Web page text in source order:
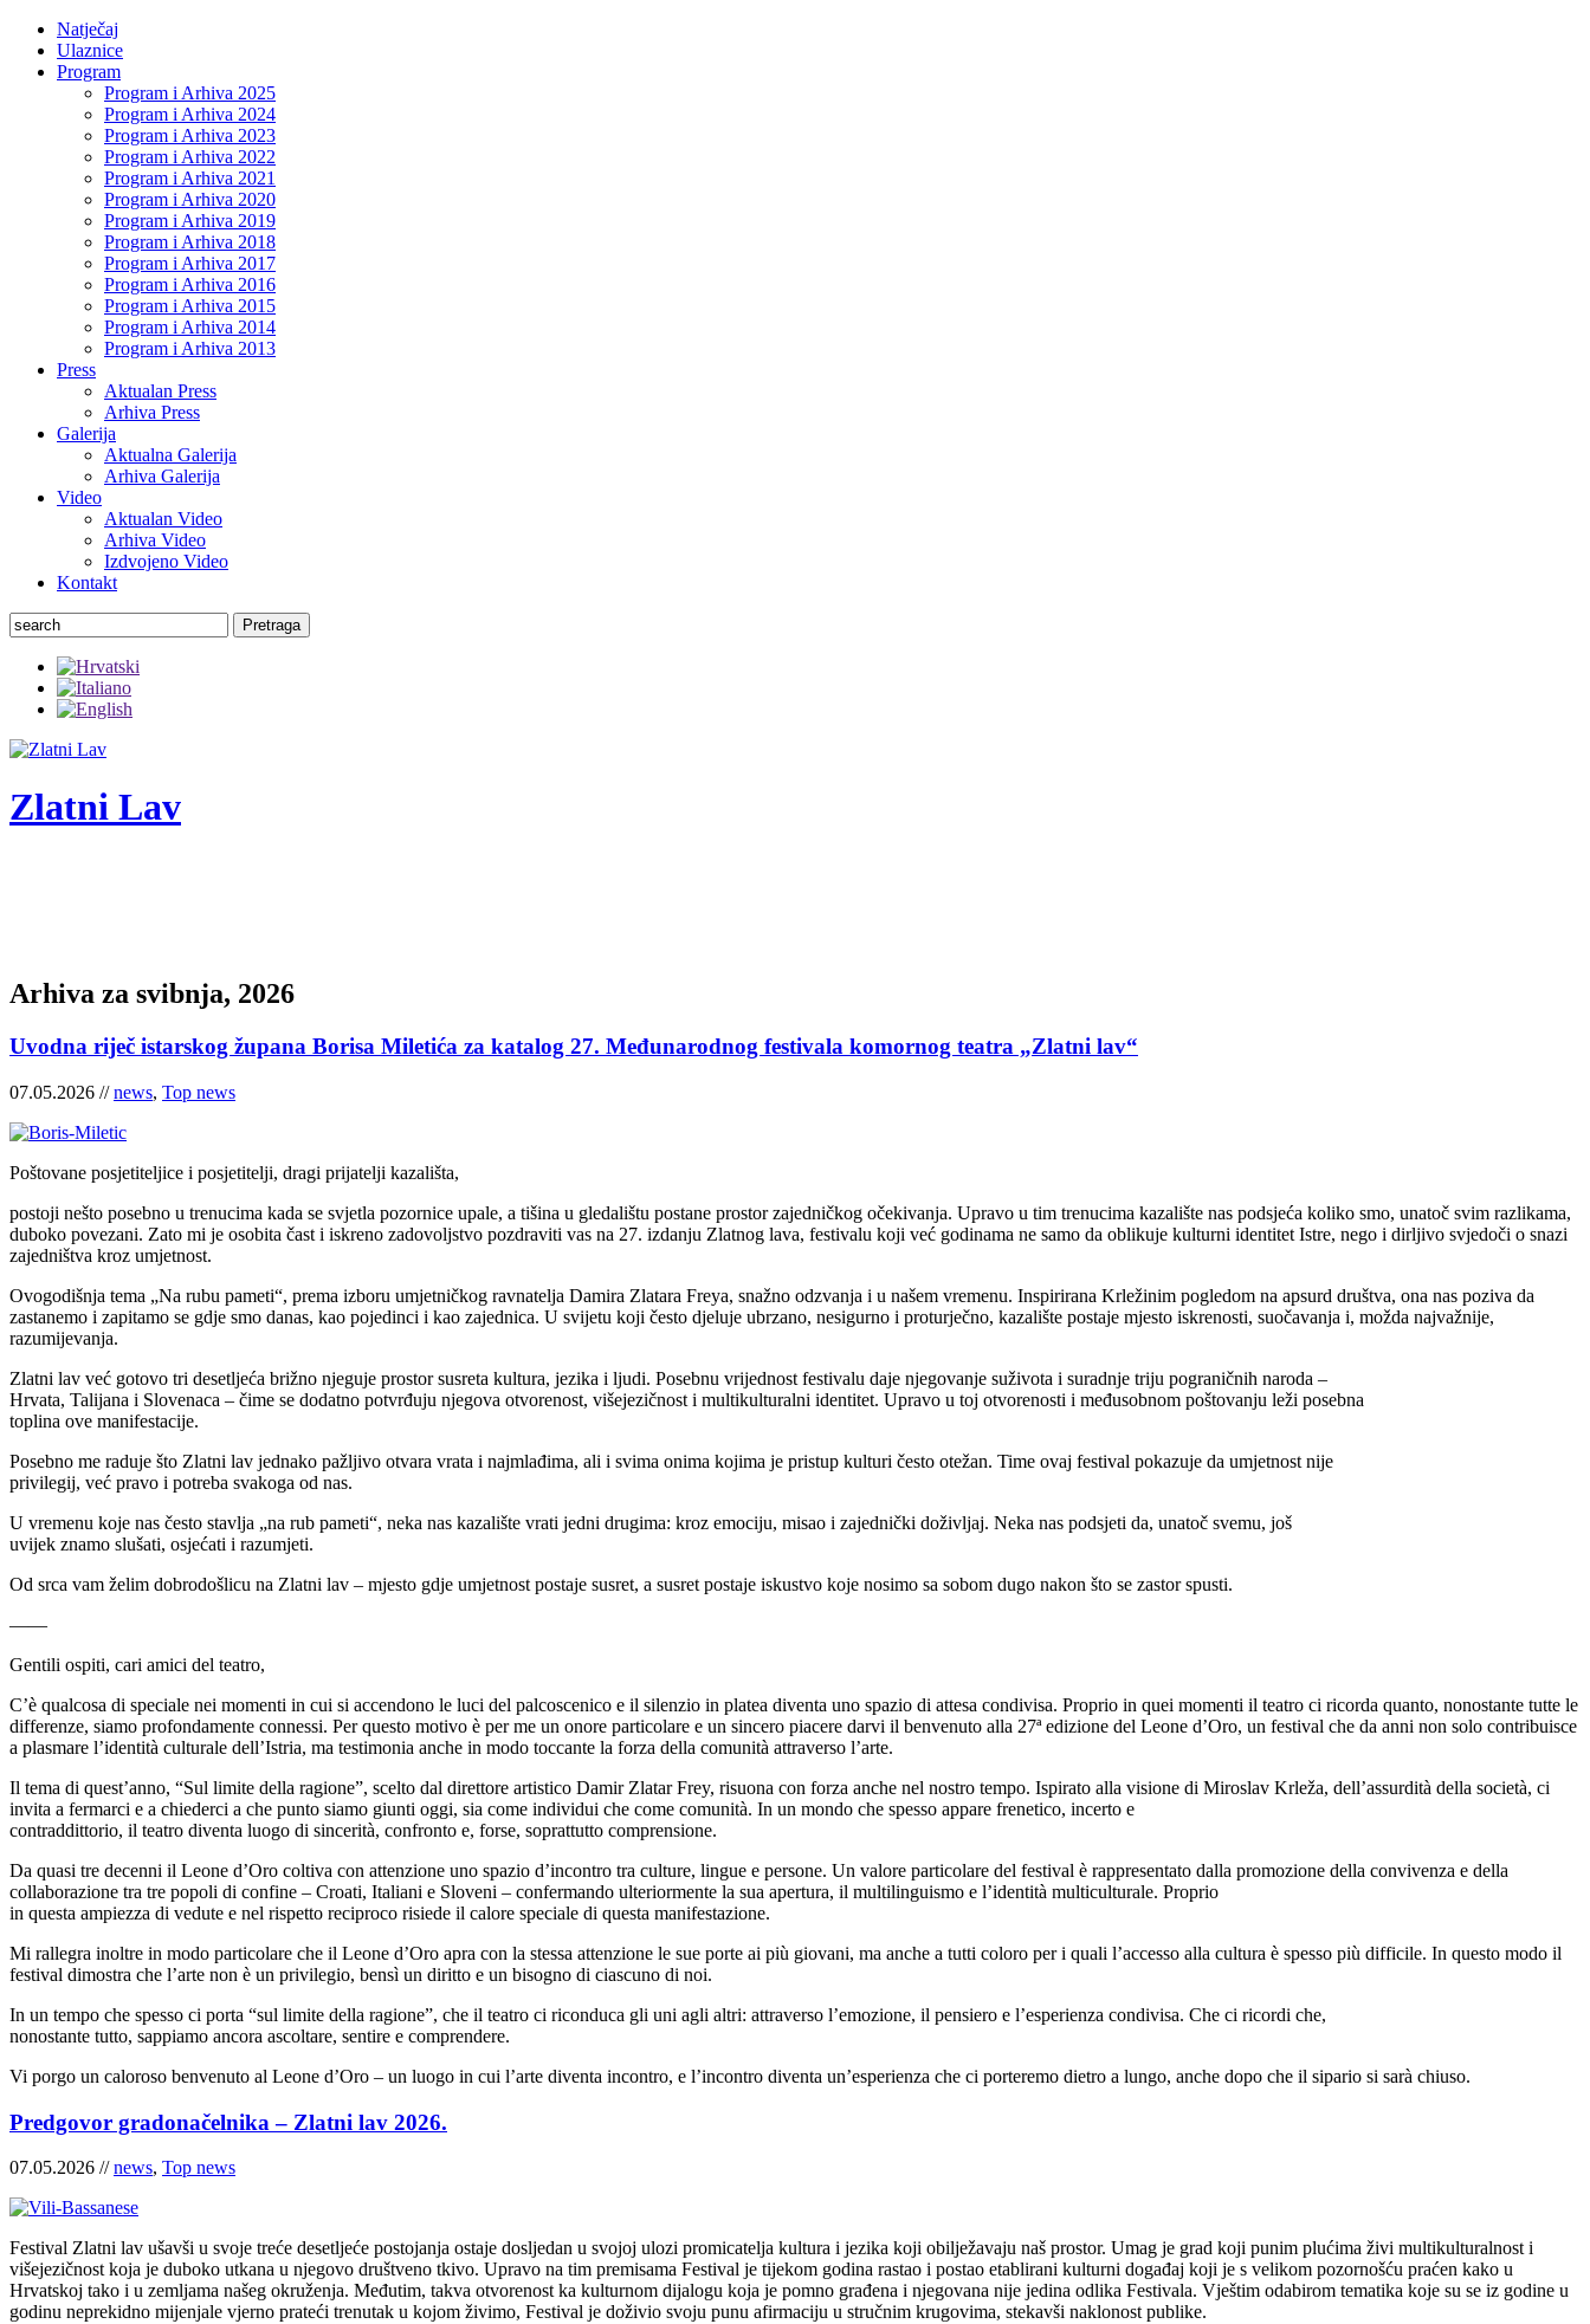
Natječaj
Ulaznice
Program
Program i Arhiva 2025
Program i Arhiva 2024
Program i Arhiva 2023
Program i Arhiva 2022
Program i Arhiva 2021
Program i Arhiva 2020
Program i Arhiva 2019
Program i Arhiva 2018
Program i Arhiva 2017
Program i Arhiva 2016
Program i Arhiva 2015
Program i Arhiva 2014
Program i Arhiva 2013
Press
Aktualan Press
Arhiva Press
Galerija
Aktualna Galerija
Arhiva Galerija
Video
Aktualan Video
Arhiva Video
Izdvojeno Video
Kontakt
Pretraga
Zlatni Lav
Arhiva za svibnja, 2026
Uvodna riječ istarskog župana Borisa Miletića za katalog 27. Međunarodnog festivala komornog teatra „Zlatni lav“
07.05.2026 //news, Top news
Poštovane posjetiteljice i posjetitelji, dragi prijatelji kazališta,
postoji nešto posebno u trenucima kada se svjetla pozornice upale, a tišina u gledalištu postane prostor zajedničkog očekivanja. Upravo u tim trenucima kazalište nas podsjeća koliko smo, unatoč svim razlikama,
duboko povezani. Zato mi je osobita čast i iskreno zadovoljstvo pozdraviti vas na 27. izdanju Zlatnog lava, festivalu koji već godinama ne samo da oblikuje kulturni identitet Istre, nego i dirljivo svjedoči o snazi
zajedništva kroz umjetnost.
Ovogodišnja tema „Na rubu pameti“, prema izboru umjetničkog ravnatelja Damira Zlatara Freya, snažno odzvanja i u našem vremenu. Inspirirana Krležinim pogledom na apsurd društva, ona nas poziva da
zastanemo i zapitamo se gdje smo danas, kao pojedinci i kao zajednica. U svijetu koji često djeluje ubrzano, nesigurno i proturječno, kazalište postaje mjesto iskrenosti, suočavanja i, možda najvažnije,
razumijevanja.
Zlatni lav već gotovo tri desetljeća brižno njeguje prostor susreta kultura, jezika i ljudi. Posebnu vrijednost festivalu daje njegovanje suživota i suradnje triju pograničnih naroda –
Hrvata, Talijana i Slovenaca – čime se dodatno potvrđuju njegova otvorenost, višejezičnost i multikulturalni identitet. Upravo u toj otvorenosti i međusobnom poštovanju leži posebna
toplina ove manifestacije.
Posebno me raduje što Zlatni lav jednako pažljivo otvara vrata i najmlađima, ali i svima onima kojima je pristup kulturi često otežan. Time ovaj festival pokazuje da umjetnost nije
privilegij, već pravo i potreba svakoga od nas.
U vremenu koje nas često stavlja „na rub pameti“, neka nas kazalište vrati jedni drugima: kroz emociju, misao i zajednički doživljaj. Neka nas podsjeti da, unatoč svemu, još
uvijek znamo slušati, osjećati i razumjeti.
Od srca vam želim dobrodošlicu na Zlatni lav – mjesto gdje umjetnost postaje susret, a susret postaje iskustvo koje nosimo sa sobom dugo nakon što se zastor spusti.
——
Gentili ospiti, cari amici del teatro,
C’è qualcosa di speciale nei momenti in cui si accendono le luci del palcoscenico e il silenzio in platea diventa uno spazio di attesa condivisa. Proprio in quei momenti il teatro ci ricorda quanto, nonostante tutte le
differenze, siamo profondamente connessi. Per questo motivo è per me un onore particolare e un sincero piacere darvi il benvenuto alla 27ª edizione del Leone d’Oro, un festival che da anni non solo contribuisce
a plasmare l’identità culturale dell’Istria, ma testimonia anche in modo toccante la forza della comunità attraverso l’arte.
Il tema di quest’anno, “Sul limite della ragione”, scelto dal direttore artistico Damir Zlatar Frey, risuona con forza anche nel nostro tempo. Ispirato alla visione di Miroslav Krleža, dell’assurdità della società, ci
invita a fermarci e a chiederci a che punto siamo giunti oggi, sia come individui che come comunità. In un mondo che spesso appare frenetico, incerto e
contraddittorio, il teatro diventa luogo di sincerità, confronto e, forse, soprattutto comprensione.
Da quasi tre decenni il Leone d’Oro coltiva con attenzione uno spazio d’incontro tra culture, lingue e persone. Un valore particolare del festival è rappresentato dalla promozione della convivenza e della
collaborazione tra tre popoli di confine – Croati, Italiani e Sloveni – confermando ulteriormente la sua apertura, il multilinguismo e l’identità multiculturale. Proprio
in questa ampiezza di vedute e nel rispetto reciproco risiede il calore speciale di questa manifestazione.
Mi rallegra inoltre in modo particolare che il Leone d’Oro apra con la stessa attenzione le sue porte ai più giovani, ma anche a tutti coloro per i quali l’accesso alla cultura è spesso più difficile. In questo modo il
festival dimostra che l’arte non è un privilegio, bensì un diritto e un bisogno di ciascuno di noi.
In un tempo che spesso ci porta “sul limite della ragione”, che il teatro ci riconduca gli uni agli altri: attraverso l’emozione, il pensiero e l’esperienza condivisa. Che ci ricordi che,
nonostante tutto, sappiamo ancora ascoltare, sentire e comprendere.
Vi porgo un caloroso benvenuto al Leone d’Oro – un luogo in cui l’arte diventa incontro, e l’incontro diventa un’esperienza che ci porteremo dietro a lungo, anche dopo che il sipario si sarà chiuso.
Predgovor gradonačelnika – Zlatni lav 2026.
07.05.2026 //news, Top news
Festival Zlatni lav ušavši u svoje treće desetljeće postojanja ostaje dosljedan u svojoj ulozi promicatelja kultura i jezika koji obilježavaju naš prostor. Umag je grad koji punim plućima živi multikulturalnost i
višejezičnost koja je duboko utkana u njegovo društveno tkivo. Upravo na tim premisama Festival je tijekom godina rastao i postao etablirani kulturni događaj koji je s velikom pozornošću praćen kako u
Hrvatskoj tako i u zemljama našeg okruženja. Međutim, takva otvorenost ka kulturnom dijalogu koja je pomno građena i njegovana nije jedina odlika Festivala. Vještim odabirom tematika koje su se iz godine u
godinu neprekidno mijenjale vjerno prateći trenutak u kojom živimo, Festival je doživio svoju punu afirmaciju u stručnim krugovima, stekavši naklonost publike.